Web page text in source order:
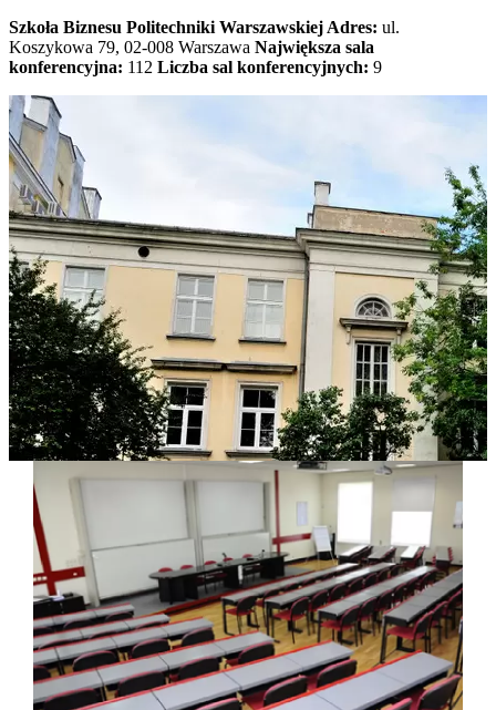
Szkoła Biznesu Politechniki Warszawskiej Adres: ul.
Koszykowa 79, 02-008 Warszawa Największa sala
konferencyjna: 112 Liczba sal konferencyjnych: 9